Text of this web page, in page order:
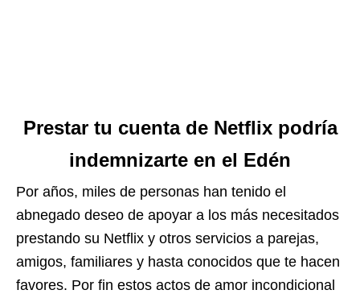
Prestar tu cuenta de Netflix podría
indemnizarte en el Edén
Por años, miles de personas han tenido el
abnegado deseo de apoyar a los más necesitados
prestando su Netflix y otros servicios a parejas,
amigos, familiares y hasta conocidos que te hacen
favores. Por fin estos actos de amor incondicional